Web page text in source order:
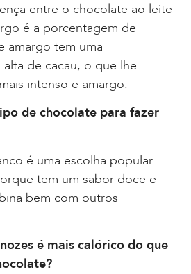
entre o chocolate ao leite
é a porcentagem de
amargo tem uma
de cacau, o que lhe
intenso e amargo.
de chocolate para fazer
é uma escolha popular
tem um sabor doce e
bem com outros
é mais calórico do que